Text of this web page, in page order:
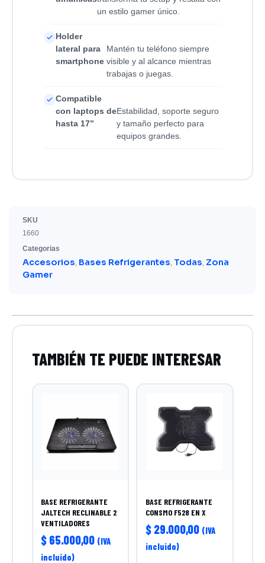
un estilo gamer único.
Holder
lateral para
smartphone
Mantén tu teléfono siempre
visible y al alcance mientras
trabajas o juegas.
Compatible
con laptops de
hasta 17”
Estabilidad, soporte seguro
y tamaño perfecto para
equipos grandes.
SKU
1660
Categorias
Accesorios, Bases Refrigerantes, Todas, Zona
Gamer
BASE REFRIGERANTE
JALTECH RECLINABLE 2
VENTILADORES
$ 65.000,00 (IVA
incluido)
BASE REFRIGERANTE
CONSMO F528 EN X
$29.000,00 (IVA
incluido)